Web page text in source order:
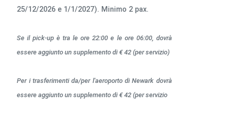
25/12/2026 e 1/1/2027). Minimo 2 pax.
Se il pick-up è tra le ore 22:00 e le ore 06:00, dovrà
essere aggiuntoun supplemento di € 42 (per servizio)
Per i trasferimenti da/per l'aeroporto di Newark dovrà
essere aggiuntoun supplemento di € 42 (per servizio